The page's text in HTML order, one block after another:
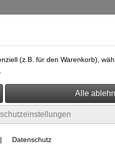
(z.B. für den Warenkorb),
| Datenschutz